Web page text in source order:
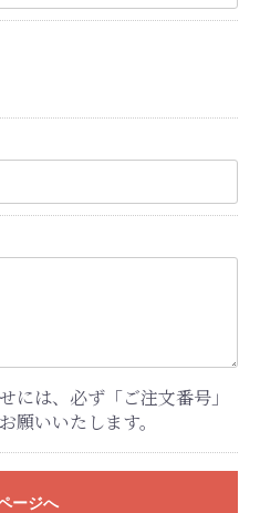
には、必ず「ご注文番号」
願いいたします。
ージへ